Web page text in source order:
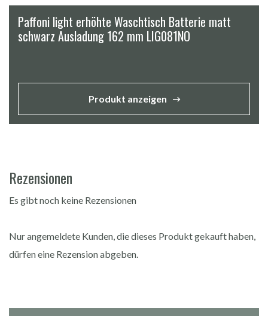
Paffoni light erhöhte Waschtisch Batterie matt
schwarz Ausladung 162 mm LIG081NO
Produkt anzeigen
Rezensionen
Es gibt noch keine Rezensionen
Nur angemeldete Kunden, die dieses Produkt gekauft haben,
dürfen eine Rezension abgeben.